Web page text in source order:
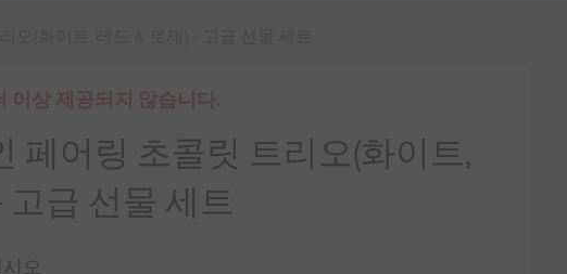
이상 제공되지 않습니다.
페어링 초콜릿 트리오(화이트,
고급 선물 세트
오